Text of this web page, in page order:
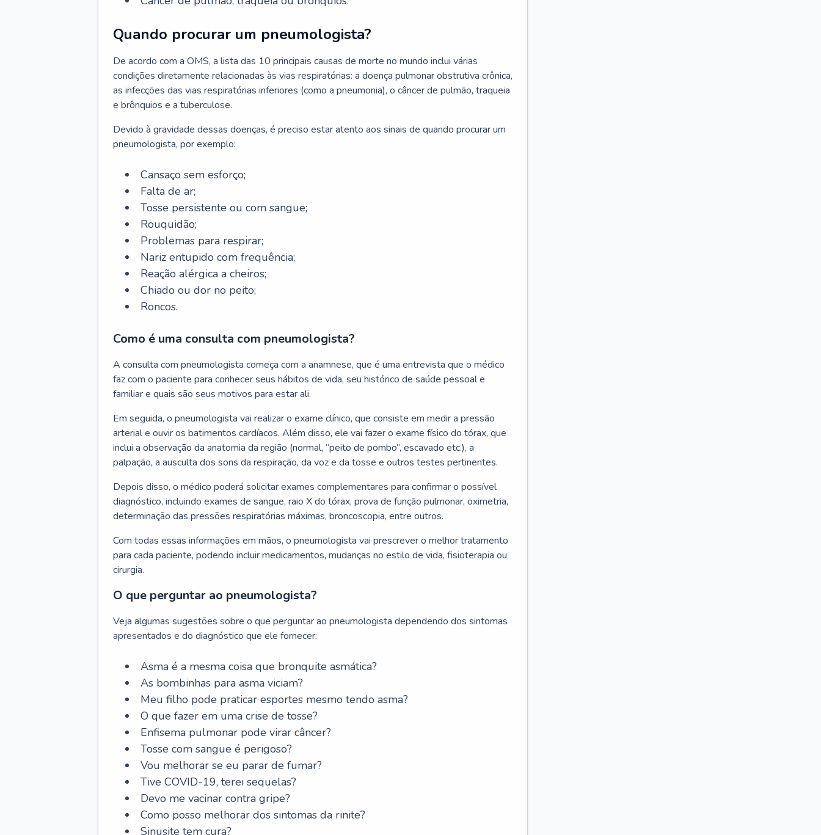
Quando procurar um pneumologista?
De acordo com a OMS, a lista das 10 principais causas de morte no mundo inclui várias
condições diretamente relacionadas às vias respiratórias: a doença pulmonar obstrutiva crônica,
as infecções das vias respiratórias inferiores (como a pneumonia), o câncer de pulmão, traqueia
e brônquios e a tuberculose.
Devido à gravidade dessas doenças, é preciso estar atento aos sinais de quando procurar um
pneumologista, por exemplo:
Cansaço sem esforço;
Falta de ar;
Tosse persistente ou com sangue;
Rouquidão;
Problemas para respirar;
Nariz entupido com frequência;
Reação alérgica a cheiros;
Chiado ou dor no peito;
Roncos.
Como é uma consulta com pneumologista?
A consulta com pneumologista começa com a anamnese, que é uma entrevista que o médico
faz com o paciente para conhecer seus hábitos de vida, seu histórico de saúde pessoal e
familiar e quais são seus motivos para estar ali.
Em seguida, o pneumologista vai realizar o exame clínico, que consiste em medir a pressão
arterial e ouvir os batimentos cardíacos. Além disso, ele vai fazer o exame físico do tórax, que
inclui a observação da anatomia da região (normal, “peito de pombo”, escavado etc.), a
palpação, a ausculta dos sons da respiração, da voz e da tosse e outros testes pertinentes.
Depois disso, o médico poderá solicitar exames complementares para confirmar o possível
diagnóstico, incluindo exames de sangue, raio X do tórax, prova de função pulmonar, oximetria,
determinação das pressões respiratórias máximas, broncoscopia, entre outros.
Com todas essas informações em mãos, o pneumologista vai prescrever o melhor tratamento
para cada paciente, podendo incluir medicamentos, mudanças no estilo de vida, fisioterapia ou
cirurgia.
O que perguntar ao pneumologista?
Veja algumas sugestões sobre o que perguntar ao pneumologista dependendo dos sintomas
apresentados e do diagnóstico que ele fornecer:
Asma é a mesma coisa que bronquite asmática?
As bombinhas para asma viciam?
Meu filho pode praticar esportes mesmo tendo asma?
O que fazer em uma crise de tosse?
Enfisema pulmonar pode virar câncer?
Tosse com sangue é perigoso?
Vou melhorar se eu parar de fumar?
Tive COVID-19, terei sequelas?
Devo me vacinar contra gripe?
Como posso melhorar dos sintomas da rinite?
Sinusite tem cura?